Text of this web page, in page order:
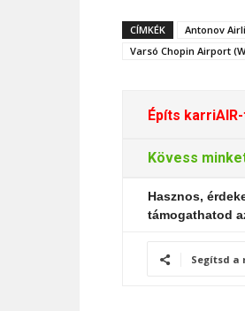
CÍMKÉK Antonov
Varsó Chopin Airport
Építs
Kövess
Hasznos,
támogathatod
Segítsd a